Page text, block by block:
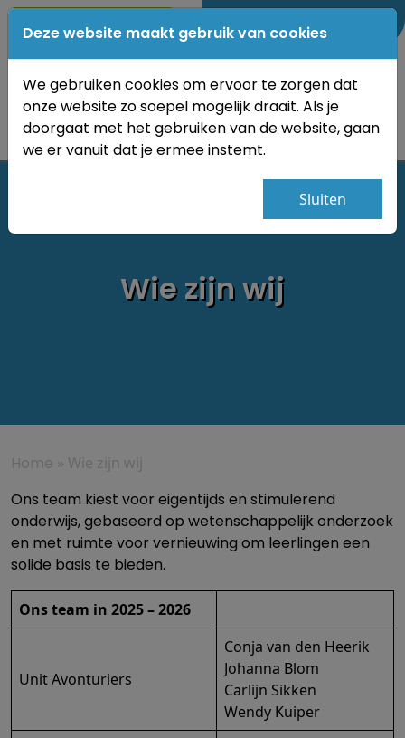
0184-689350
Wie zijn wij
Home » Wie zijn wij
Ons team kiest voor eigentijds en stimulerend
onderwijs, gebaseerd op wetenschappelijk onderzoek
en met ruimte voor vernieuwing om leerlingen een
solide basis te bieden.
Ons team in 2025 – 2026
Unit Avonturiers
Conja van den Heerik
Johanna Blom
Carlijn Sikken
Wendy Kuiper
Deze website maakt gebruik van cookies
We gebruiken cookies om ervoor te zorgen dat
onze website zo soepel mogelijk draait. Als je
doorgaat met het gebruiken van de website, gaan
we er vanuit dat je ermee instemt.
Sluiten